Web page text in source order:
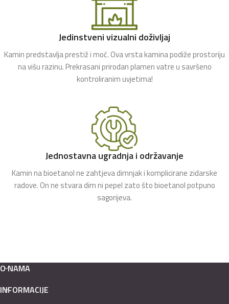
Jedinstveni vizualni doživljaj
Kamin predstavlja prestiž i moć. Ova vrsta kamina podiže prostoriju
na višu razinu. Prekrasani prirodan plamen vatre u savršeno
kontroliranim uvjetima!
Jednostavna ugradnja i održavanje
Kamin na bioetanol ne zahtjeva dimnjak i komplicirane zidarske
radove. On ne stvara dim ni pepel zato što bioetanol potpuno
sagorijeva.
O NAMA
INFORMACIJE